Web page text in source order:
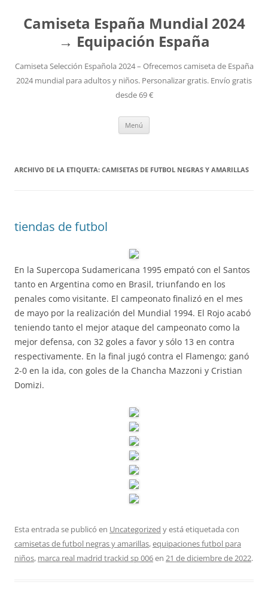
Camiseta España Mundial 2024
→ Equipación España
Camiseta Selección Española 2024 – Ofrecemos camiseta de España
2024 mundial para adultos y niños. Personalizar gratis. Envío gratis
desde 69 €
Menú
ARCHIVO DE LA ETIQUETA: CAMISETAS DE FUTBOL NEGRAS Y AMARILLAS
tiendas de futbol
En la Supercopa Sudamericana 1995 empató con el Santos
tanto en Argentina como en Brasil, triunfando en los
penales como visitante. El campeonato finalizó en el mes
de mayo por la realización del Mundial 1994. El Rojo acabó
teniendo tanto el mejor ataque del campeonato como la
mejor defensa, con 32 goles a favor y sólo 13 en contra
respectivamente. En la final jugó contra el Flamengo; ganó
2-0 en la ida, con goles de la Chancha Mazzoni y Cristian
Domizi.
Esta entrada se publicó en Uncategorized y está etiquetada con
camisetas de futbol negras y amarillas,equipaciones futbol para
niños, marca real madrid trackid sp 006en 21 de diciembre de 2022.